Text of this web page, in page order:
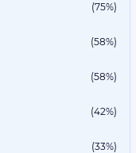
(75%)
(58%)
(58%)
(42%)
(33%)